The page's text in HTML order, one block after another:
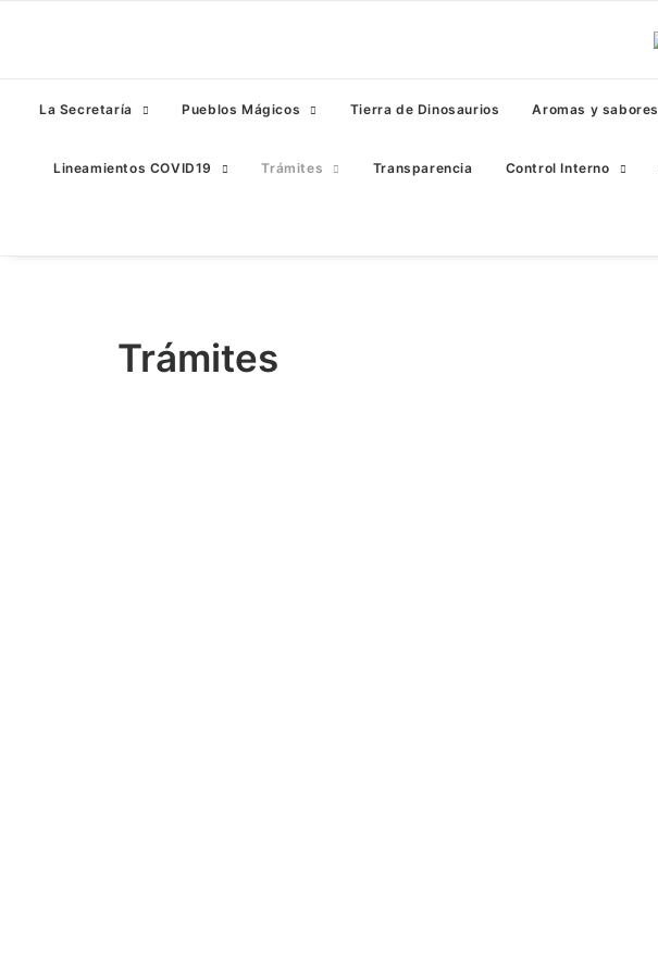
La Secretaría Pueblos Mágicos Tierra de Dinosaurios Aromas y sabores
Lineamientos COVID19 Trámites Transparencia Control Interno
Trámites